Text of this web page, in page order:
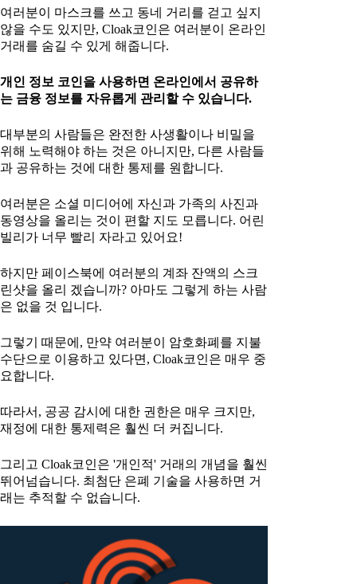
여러분이 마스크를 쓰고 동네 거리를 걷고 싶지
않을 수도 있지만, Cloak코인은 여러분이 온라인
거래를 숨길 수 있게 해줍니다.
개인 정보 코인을 사용하면 온라인에서 공유하
는 금융 정보를 자유롭게 관리할 수 있습니다.
대부분의 사람들은 완전한 사생활이나 비밀을
위해 노력해야 하는 것은 아니지만, 다른 사람들
과 공유하는 것에 대한 통제를 원합니다.
여러분은 소셜 미디어에 자신과 가족의 사진과
동영상을 올리는 것이 편할 지도 모릅니다. 어린
빌리가 너무 빨리 자라고 있어요!
하지만 페이스북에 여러분의 계좌 잔액의 스크
린샷을 올리 겠습니까? 아마도 그렇게 하는 사람
은 없을 것 입니다.
그렇기 때문에, 만약 여러분이 암호화폐를 지불
수단으로 이용하고 있다면, Cloak코인은 매우 중
요합니다.
따라서, 공공 감시에 대한 권한은 매우 크지만,
재정에 대한 통제력은 훨씬 더 커집니다.
그리고 Cloak코인은 '개인적' 거래의 개념을 훨씬
뛰어넘습니다. 최첨단 은폐 기술을 사용하면 거
래는 추적할 수 없습니다.